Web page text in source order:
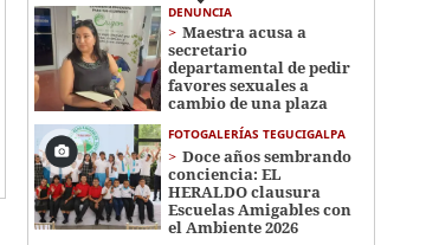
DENUNCIA
Maestra acusa a
secretario
departamental de pedir
favores sexuales a
cambio de una plaza
FOTOGALERÍAS TEGUCIGALPA
Doce años sembrando
conciencia: EL
HERALDO clausura
Escuelas Amigables con
el Ambiente 2026